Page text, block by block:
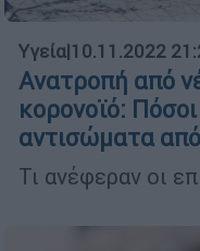
Υγεία|10.11.2022
Ανατροπή από
κορονοϊό:
αντισώματα
Τι ανέφεραν οι